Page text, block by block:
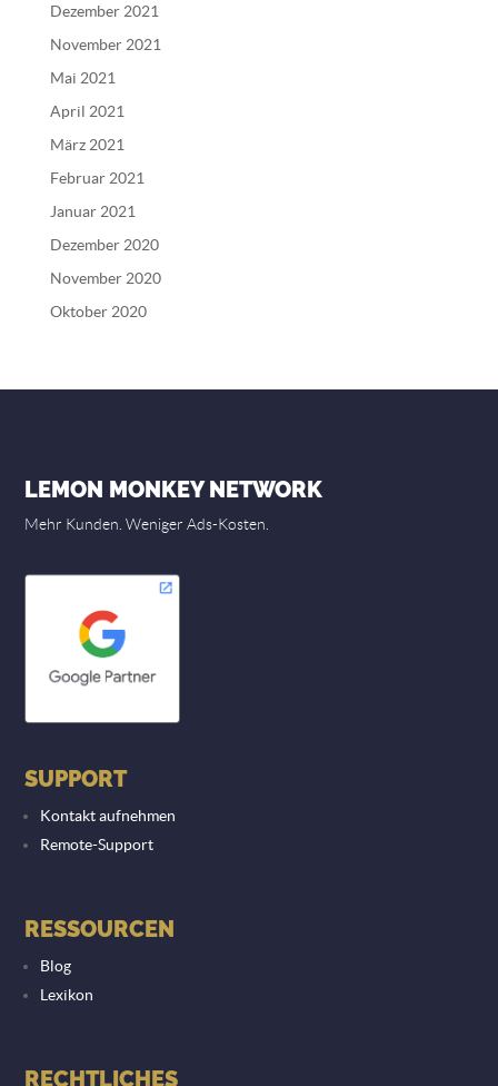
Dezember 2021
November 2021
Mai 2021
April 2021
März 2021
Februar 2021
Januar 2021
Dezember 2020
November 2020
Oktober 2020
LEMON MONKEY NETWORK
Mehr Kunden. Weniger Ads-Kosten.
SUPPORT
Kontakt aufnehmen
Remote-Support
RESSOURCEN
Blog
Lexikon
RECHTLICHES